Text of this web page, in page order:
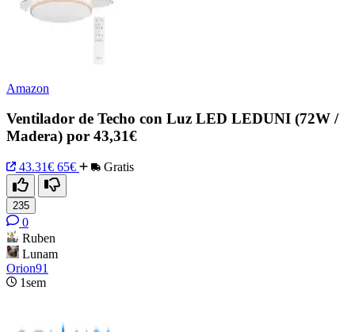
Amazon
Ventilador de Techo con Luz LED LEDUNI (72W /
Madera) por 43,31€
43.31€ 65€ Gratis
235
0
Ruben
Lunam
Orion91
1sem